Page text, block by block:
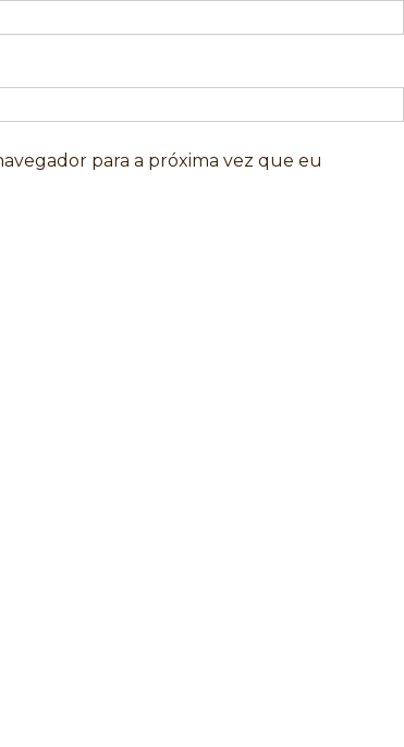
para a próxima vez que eu